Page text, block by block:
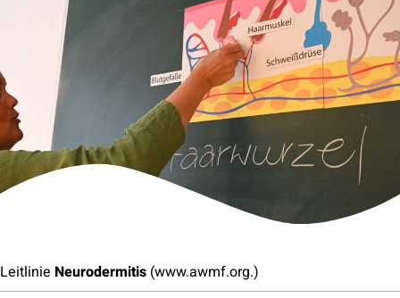
Leitlinie Neurodermitis (www.awmf.org.)